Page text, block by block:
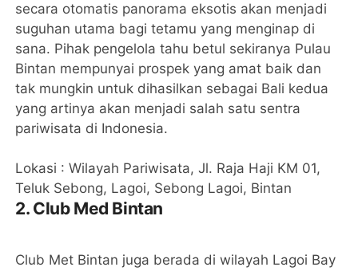
secara otomatis panorama eksotis akan menjadi
suguhan utama bagi tetamu yang menginap di
sana. Pihak pengelola tahu betul sekiranya Pulau
Bintan mempunyai prospek yang amat baik dan
tak mungkin untuk dihasilkan sebagai Bali kedua
yang artinya akan menjadi salah satu sentra
pariwisata di Indonesia.
Lokasi : Wilayah Pariwisata, Jl. Raja Haji KM 01,
Teluk Sebong, Lagoi, Sebong Lagoi, Bintan
2. Club Med Bintan
Club Met Bintan juga berada di wilayah Lagoi Bay